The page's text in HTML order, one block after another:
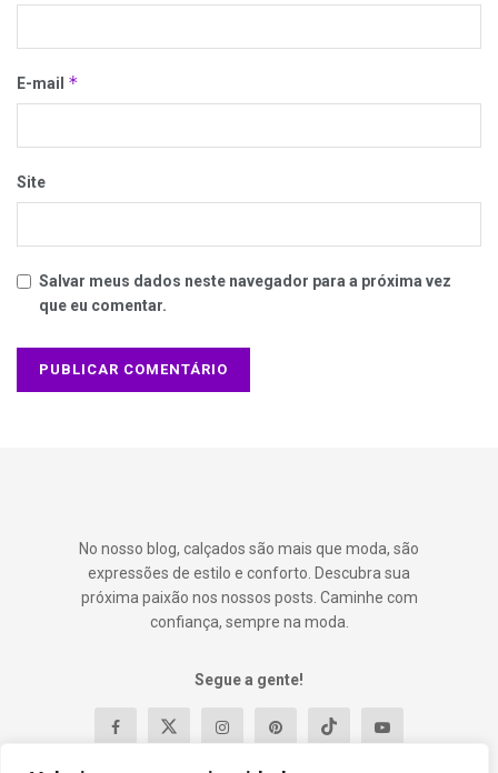
E-mail *
Site
Salvar meus dados neste navegador para a próxima vez
que eu comentar.
No nosso blog, calçados são mais que moda, são
expressões de estilo e conforto. Descubra sua
próxima paixão nos nossos posts. Caminhe com
confiança, sempre na moda.
Segue a gente!